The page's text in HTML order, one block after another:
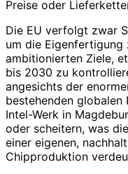
Preise oder
Die EU verfolgt zwar
um die
ambitionierten Ziele,
bis 2030 zu
angesichts der
bestehenden
Intel-Werk in
oder scheitern, was
einer eigenen,
Chipproduktion